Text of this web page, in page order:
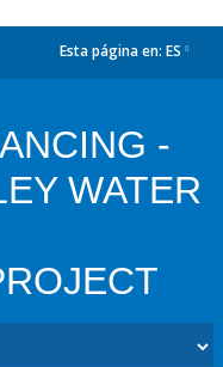
Esta página en: ES
-
WATER